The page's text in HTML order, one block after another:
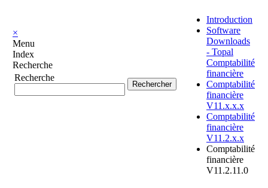
×
Menu
Index
Recherche
Recherche
Introduction
Software
Downloads
- Topal
Comptabilité
financière
Comptabilité
financière
V11.x.x.x
Comptabilité
financière
V11.2.x.x
Comptabilité
financière
V11.2.11.0